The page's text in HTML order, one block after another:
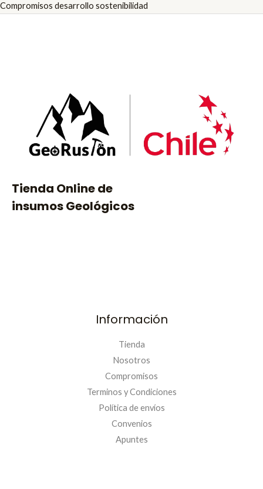
Compromisos desarrollo sostenibilidad
Tienda Online de
insumos Geológicos
Información
Tienda
Nosotros
Compromisos
Terminos y Condiciones
Política de envíos
Convenios
Apuntes
PRIMERACOMPRA